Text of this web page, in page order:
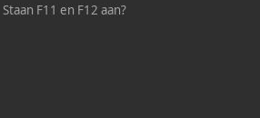
Staan F11 en F12 aan?